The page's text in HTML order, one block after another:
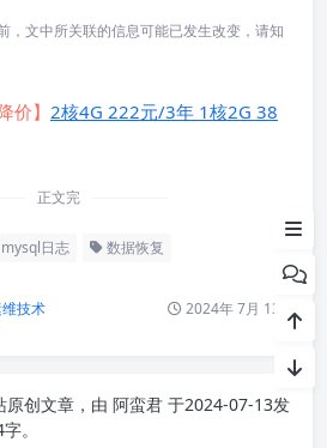
，文中所关联的信息可能已发生改变，请知
价】 2核4G 222元/3年 1核2G 38
正文完
mysql日志 数据恢复
技术 2024年 7月 13日
原创文章，由 阿蛮君 于2024-07-13发
。
一、Binlog
三、数据恢复案例